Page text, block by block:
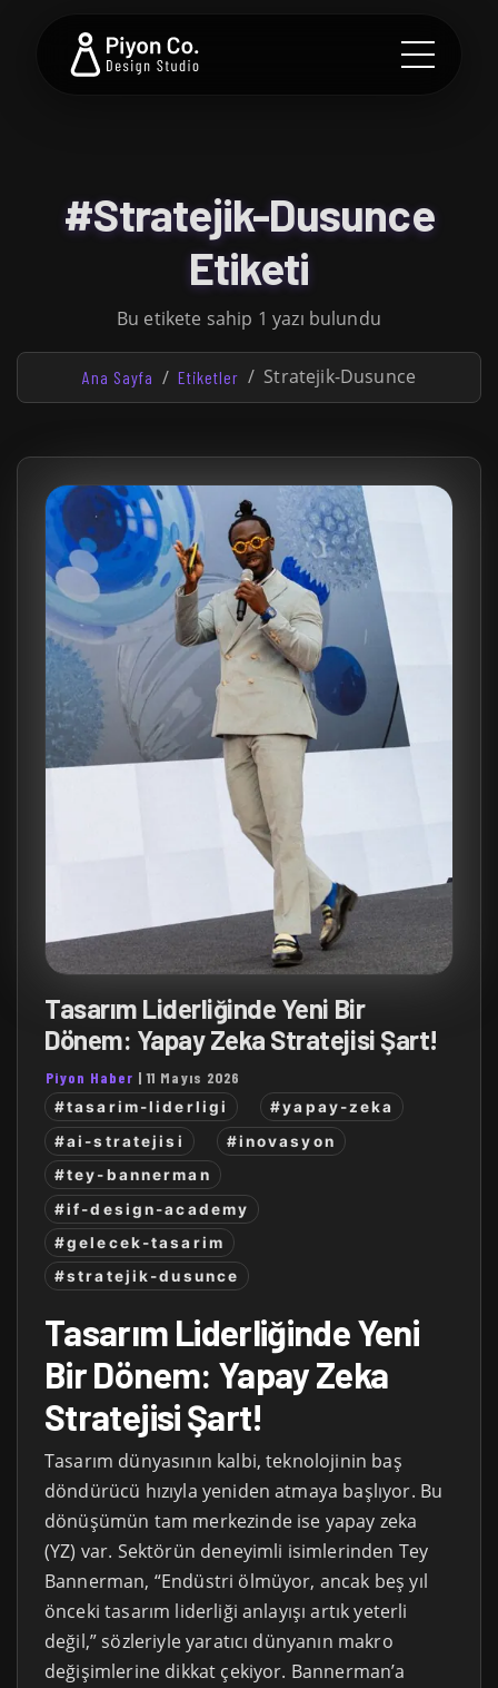
#Stratejik-Dusunce
Etiketi
Bu etikete sahip 1 yazı bulundu
Ana Sayfa Etiketler Stratejik-Dusunce
Tasarım Liderliğinde Yeni Bir
Dönem: Yapay Zeka Stratejisi Şart!
Piyon Haber |11 Mayıs 2026
#tasarim-liderligi
#yapay-zeka
#ai-stratejisi
#inovasyon
#tey-bannerman
#if-design-academy
#gelecek-tasarim
#stratejik-dusunce
Tasarım Liderliğinde Yeni
Bir Dönem: Yapay Zeka
Stratejisi Şart!
Tasarım dünyasının kalbi, teknolojinin baş
döndürücü hızıyla yeniden atmaya başlıyor. Bu
dönüşümün tam merkezinde ise yapay zeka
(YZ) var. Sektörün deneyimli isimlerinden Tey
Bannerman, “Endüstri ölmüyor, ancak beş yıl
önceki tasarım liderliği anlayışı artık yeterli
değil,” sözleriyle yaratıcı dünyanın makro
değişimlerine dikkat çekiyor. Bannerman’a